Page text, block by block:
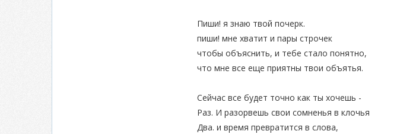
Пиши! я знаю твой почерк.
пиши! мне хватит и пары строчек
чтобы объяснить, и тебе стало понятно,
что мне все еще приятны твои объятья.
Сейчас все будет точно как ты хочешь -
Раз. И разорвешь свои сомненья в клочья
Два. и время превратится в слова,